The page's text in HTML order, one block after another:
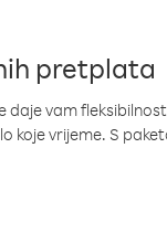
pretplata
daje vam
koje vrijeme. S